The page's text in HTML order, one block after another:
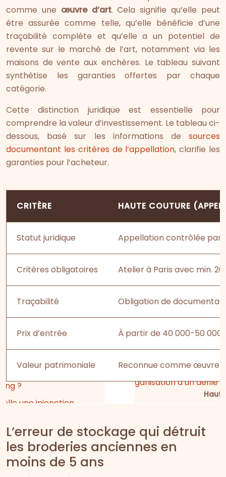
comme une œuvre d’art. Cela signifie qu’elle peut
être assurée comme telle, qu’elle bénéficie d’une
traçabilité complète et qu’elle a un potentiel de
revente sur le marché de l’art, notamment via les
maisons de vente aux enchères. Le tableau suivant
synthétise les garanties offertes par chaque
catégorie.
Cette distinction juridique est essentielle pour
comprendre la valeur d’investissement. Le tableau ci-
dessous, basé sur les informations de sources
documentant les critères de l’appellation, clarifie les
garanties pour l’acheteur.
CRITÈRE HAUTE COUTURE
Statut juridique Appellation contrôlée par
Critères obligatoires Atelier à Paris avec min.
Traçabilité Obligation de
Prix d’entrée À partir de 40 000-50
Valeur patrimoniale Reconnue comme œuvre
L’erreur de stockage qui détruit
les broderies anciennes en
moins de 5 ans